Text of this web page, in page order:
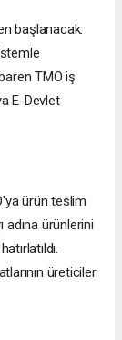
başlanacak.
TMO iş
E-Devlet
ürün teslim
adına ürünlerini
üreticiler